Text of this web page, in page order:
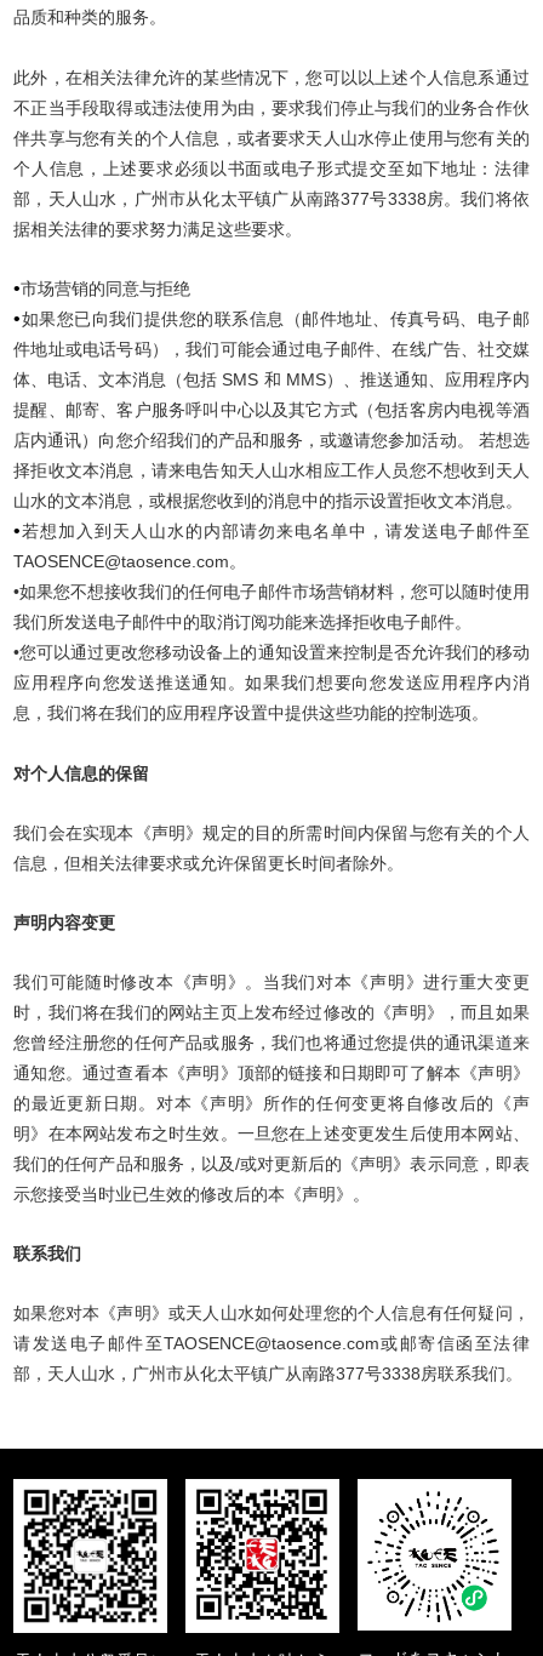
品质和种类的服务。
此外，在相关法律允许的某些情况下，您可以以上述个人信息系通过
不正当手段取得或违法使用为由，要求我们停止与我们的业务合作伙
伴共享与您有关的个人信息，或者要求天人山水停止使用与您有关的
个人信息，上述要求必须以书面或电子形式提交至如下地址：法律
部，天人山水，广州市从化太平镇广从南路377号3338房。我们将依
据相关法律的要求努力满足这些要求。
•市场营销的同意与拒绝
•如果您已向我们提供您的联系信息（邮件地址、传真号码、电子邮
件地址或电话号码），我们可能会通过电子邮件、在线广告、社交媒
体、电话、文本消息（包括 SMS 和 MMS）、推送通知、应用程序内
提醒、邮寄、客户服务呼叫中心以及其它方式（包括客房内电视等酒
店内通讯）向您介绍我们的产品和服务，或邀请您参加活动。 若想选
择拒收文本消息，请来电告知天人山水相应工作人员您不想收到天人
山水的文本消息，或根据您收到的消息中的指示设置拒收文本消息。
•若想加入到天人山水的内部请勿来电名单中，请发送电子邮件至
TAOSENCE@taosence.com。
•如果您不想接收我们的任何电子邮件市场营销材料，您可以随时使用
我们所发送电子邮件中的取消订阅功能来选择拒收电子邮件。
•您可以通过更改您移动设备上的通知设置来控制是否允许我们的移动
应用程序向您发送推送通知。如果我们想要向您发送应用程序内消
息，我们将在我们的应用程序设置中提供这些功能的控制选项。
对个人信息的保留
我们会在实现本《声明》规定的目的所需时间内保留与您有关的个人
信息，但相关法律要求或允许保留更长时间者除外。
声明内容变更
我们可能随时修改本《声明》。当我们对本《声明》进行重大变更
时，我们将在我们的网站主页上发布经过修改的《声明》，而且如果
您曾经注册您的任何产品或服务，我们也将通过您提供的通讯渠道来
通知您。通过查看本《声明》顶部的链接和日期即可了解本《声明》
的最近更新日期。对本《声明》所作的任何变更将自修改后的《声
明》在本网站发布之时生效。一旦您在上述变更发生后使用本网站、
我们的任何产品和服务，以及/或对更新后的《声明》表示同意，即表
示您接受当时业已生效的修改后的本《声明》。
联系我们
如果您对本《声明》或天人山水如何处理您的个人信息有任何疑问，
请发送电子邮件至TAOSENCE@taosence.com或邮寄信函至法律
部，天人山水，广州市从化太平镇广从南路377号3338房联系我们。